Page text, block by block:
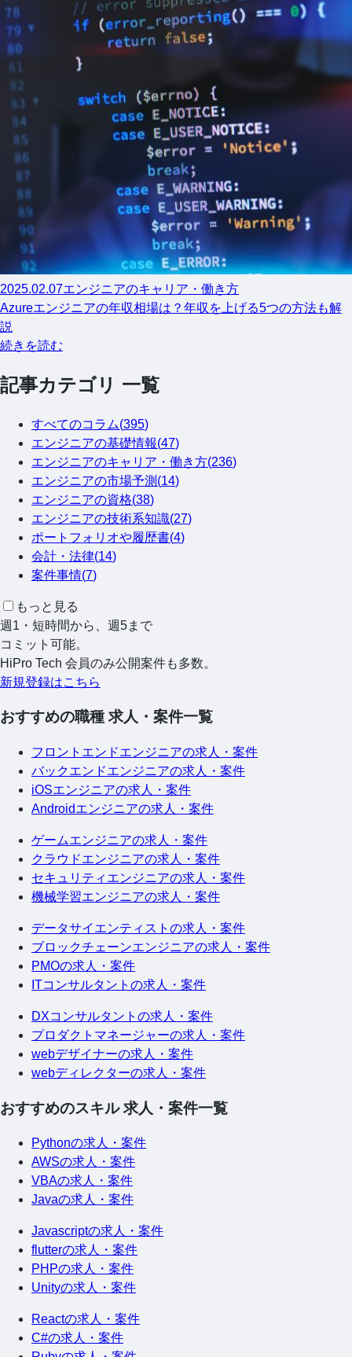
2025.02.07エンジニアのキャリア・働き方
Azureエンジニアの年収相場は？年収を上げる5つの方法も解
説
続きを読む
記事カテゴリ 一覧
すべてのコラム(395)
エンジニアの基礎情報(47)
エンジニアのキャリア・働き方(236)
エンジニアの市場予測 (14)
エンジニアの資格(38)
エンジニアの技術系知識(27)
ポートフォリオや履歴書(4)
会計・法律(14)
案件事情(7)
もっと見る
週1・短時間から、週5まで
コミット可能。
HiPro Tech 会員のみ公開案件も多数。
新規登録はこちら
おすすめの職種 求人・案件一覧
フロントエンドエンジニアの求人・案件
バックエンドエンジニアの求人・案件
iOSエンジニアの求人・案件
Androidエンジニアの求人・案件
ゲームエンジニアの求人・案件
クラウドエンジニアの求人・案件
セキュリティエンジニアの求人・案件
機械学習エンジニアの求人・案件
データサイエンティストの求人・案件
ブロックチェーンエンジニアの求人・案件
PMOの求人・案件
ITコンサルタントの求人・案件
DXコンサルタントの求人・案件
プロダクトマネージャーの求人・案件
webデザイナーの求人・案件
webディレクターの求人・案件
おすすめのスキル 求人・案件一覧
Pythonの求人・案件
AWSの求人・案件
VBAの求人・案件
Javaの求人・案件
Javascriptの求人・案件
flutterの求人・案件
PHPの求人・案件
Unityの求人・案件
Reactの求人・案件
C#の求人・案件